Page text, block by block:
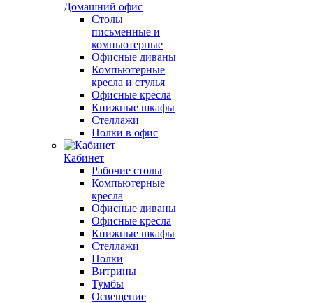
Домашний офис
Столы
письменные и
компьютерные
Офисные диваны
Компьютерные
кресла и стулья
Офисные кресла
Книжные шкафы
Стеллажи
Полки в офис
Кабинет
Рабочие столы
Компьютерные
кресла
Офисные диваны
Офисные кресла
Книжные шкафы
Стеллажи
Полки
Витрины
Тумбы
Освещение